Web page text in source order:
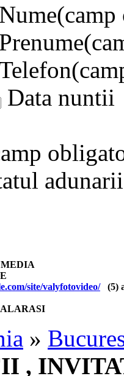
Data nuntii
adunarii
site/valyfotovideo/ (5)
»
,